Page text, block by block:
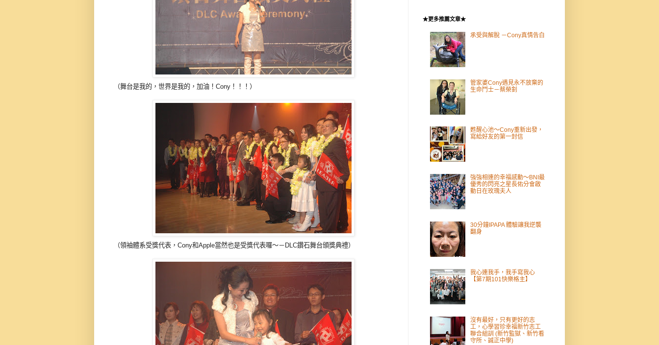
（舞台是我的，世界是我的，加油！Cony！！！）
（領袖體系受獎代表，Cony和Apple當然也是受獎代表囉～－DLC鑽石舞台頒獎典禮）
★更多推薦文章★
承受與解脫 －Cony真情告白
管家婆Cony遇見永不放棄的
生命鬥士－蔡榮釗
甦醒心池～Cony重新出發，
寫給好友的第一封信
強強相連的幸福感動～BNI最
優秀的閃亮之星長佑分會啟
動日在玫瑰夫人
30分鐘IPAPA 體驗讓我逆襲
翻身
我心連我手，我手寫我心
【第7期101快樂格主】
沒有最好，只有更好的志
工，心學習珍幸福新竹志工
聯合組訓 (新竹監獄、新竹看
守所、誠正中學)